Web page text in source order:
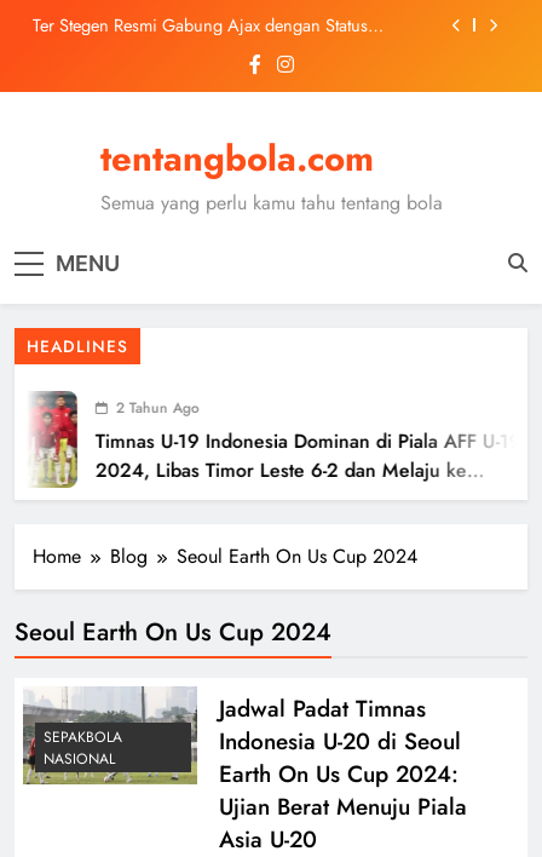
SkipTer Stegen Resmi Gabung Ajax dengan Status
Trabzonspor Mulai Negosiasi Mohamed Salah, Tes
Medis Dijadwalkan 5 Agustus
2026, Siap Tatap Putaran Provinsi
Kerolin Resmi Gabung Barcelona, Transfer
Dilaporkan Pecahkan Rekor Penjualan WSL
Pinjaman dari Barcelona
Trabzonspor Mulai Negosiasi Mohamed Salah, Tes
Medis Dijadwalkan 5 Agustus
Malang United U-13 Juara Piala Soeratin Kota Malang
2026, Siap Tatap Putaran Provinsi
tentangbola.com
Semua yang perlu kamu tahu tentang bola
MENU
HEADLINES
2 Tahun Ago
Timnas U-19 Indonesia Dominan di Piala AFF U-19
2024, Libas Timor Leste 6-2 dan Melaju ke
Semifinal
Home Blog Seoul Earth On Us Cup 2024
Seoul Earth On Us Cup 2024
SEPAKBOLA
NASIONAL
Jadwal Padat Timnas
Indonesia U-20 di Seoul
Earth On Us Cup 2024:
Ujian Berat Menuju Piala
Asia U-20